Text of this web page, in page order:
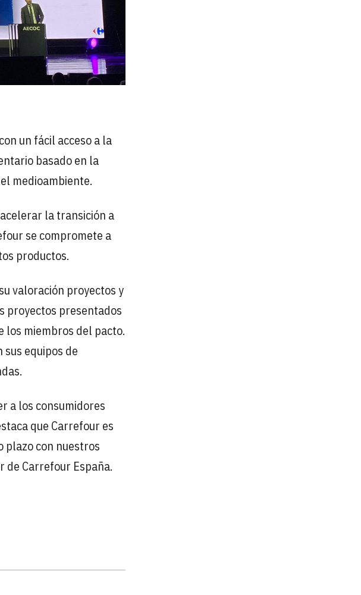
con un fácil acceso a la
basado en la
medioambiente.
la transición a
se compromete a
productos.
valoración proyectos y
proyectos presentados
los miembros del pacto.
equipos de
a los consumidores
que Carrefour es
plazo con nuestros
de Carrefour España.